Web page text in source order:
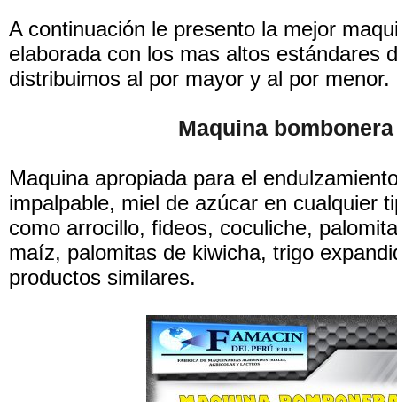
A continuación le presento la mejor
elaborada con los mas altos estándares
distribuimos al por mayor y al por menor.
Maquina bombonera
Maquina apropiada para el
impalpable, miel de azúcar en cualquier
como arrocillo, fideos, coculiche,
maíz, palomitas de kiwicha, trigo
productos similares.